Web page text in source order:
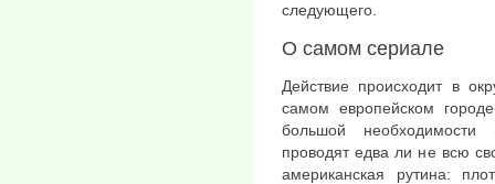
следующего.
О самом сериале
Действие происходит в
самом европейском
большой необходимости
проводят едва ли не всю
американская рутина: